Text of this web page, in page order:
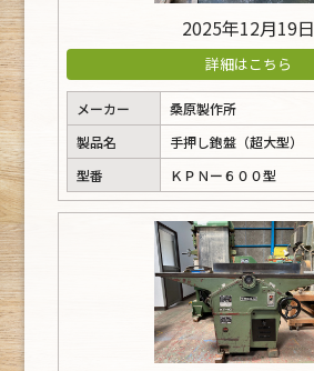
2025年12月19日
詳細はこちら
メーカー
桑原製作所
製品名
手押し鉋盤（超大型）
型番
ＫＰＮー６００型